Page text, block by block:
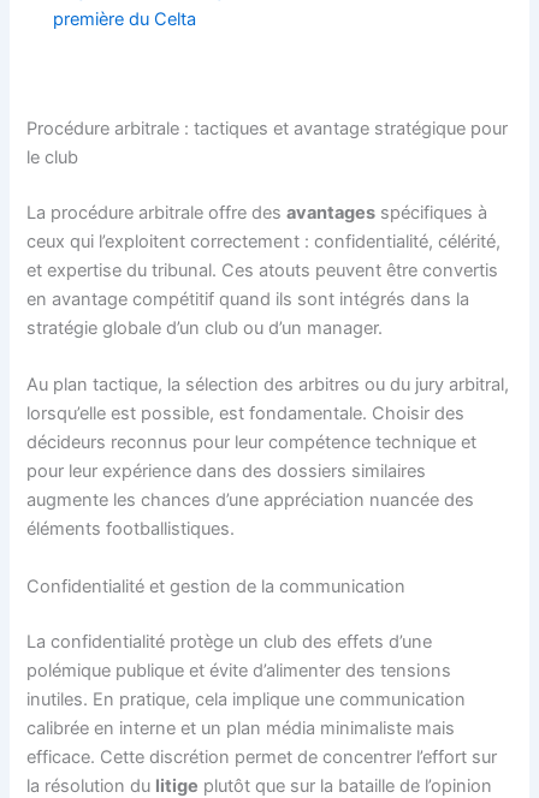
première du Celta
Procédure arbitrale : tactiques et avantage stratégique pour
le club
La procédure arbitrale offre desavantages spécifiques à
ceux qui l’exploitent correctement : confidentialité, célérité,
et expertise du tribunal. Ces atouts peuvent être convertis
en avantage compétitif quand ils sont intégrés dans la
stratégie globale d’un club ou d’un manager.
Au plan tactique, la sélection des arbitres ou du jury arbitral,
lorsqu’elle est possible, est fondamentale. Choisir des
décideurs reconnus pour leur compétence technique et
pour leur expérience dans des dossiers similaires
augmente les chances d’une appréciation nuancée des
éléments footballistiques.
Confidentialité et gestion de la communication
La confidentialité protège un club des effets d’une
polémique publique et évite d’alimenter des tensions
inutiles. En pratique, cela implique une communication
calibrée en interne et un plan média minimaliste mais
efficace. Cette discrétion permet de concentrer l’effort sur
la résolution du litige plutôt que sur la bataille de l’opinion